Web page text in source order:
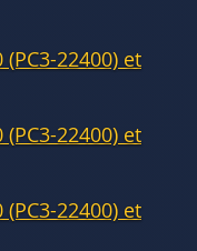
22400) et
22400) et
22400) et